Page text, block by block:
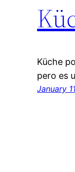
Küche
pero es
January